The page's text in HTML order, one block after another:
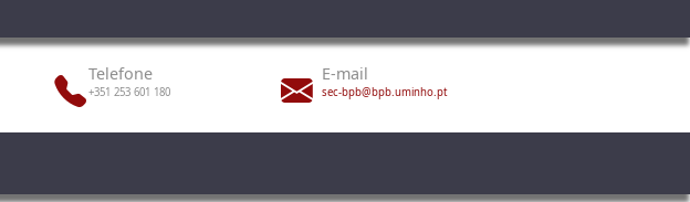
Telefone
+351 253 601 180
E-mail
sec-bpb@bpb.uminho.pt